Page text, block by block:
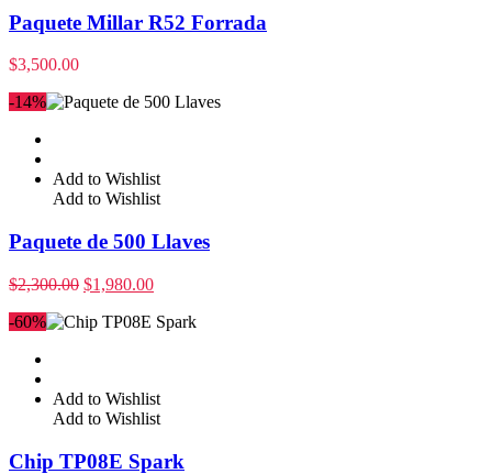
Paquete Millar R52 Forrada
$3,500.00
-14%
Add to Wishlist
Add to Wishlist
Paquete de 500 Llaves
$2,300.00 $1,980.00
-60%
Add to Wishlist
Add to Wishlist
Chip TP08E Spark